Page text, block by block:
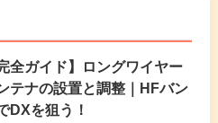
(4)
(3)
(7)
(6)
完全ガイド】ロングワイヤー
テナの設置と調整｜HFバン
DXを狙う！